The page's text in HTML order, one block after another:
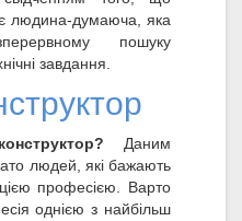
людина-думаюча, яка
пошуку
завдання.
Даним
людей, які бажають
професією. Варто
однією з найбільш